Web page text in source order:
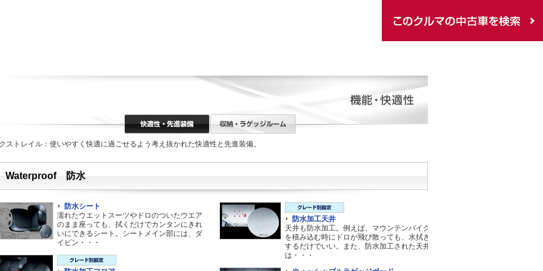
ストレイル：使いやすく快適に過ごせるよう考え抜かれた快適性と先進装備。
Waterproof 防水
防水シート
濡れたウエットスーツやドロのついたウエア
のまま座っても、拭くだけでカンタンにきれ
いにできるシート。シートメイン部には、ダ
イビン・・・
防水加工天井
天井も防水加工。例えば、マウンテンバイク
を積み込む時にドロが飛び散っても、水拭き
するだけでいい。また、防水加工された天井
は・・・